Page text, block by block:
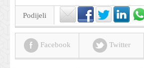
Podijeli
Facebook Twitter